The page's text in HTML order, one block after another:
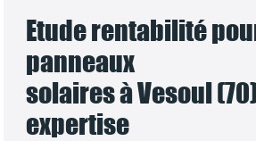
Etude rentabilité
panneaux
solaires à Vesoul
expertise